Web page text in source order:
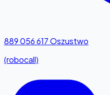
889 056 617Oszustwo
(robocall)